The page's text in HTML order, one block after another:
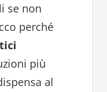
se non
perché
più
al